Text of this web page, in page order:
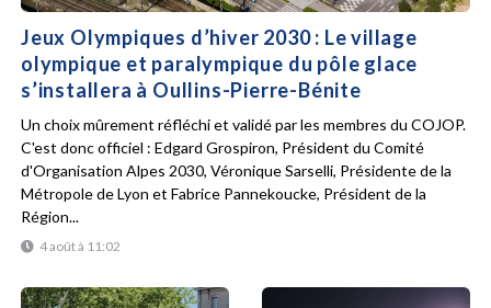
Jeux Olympiques d’hiver 2030 : Le village
olympique et paralympique du pôle glace
s’installera à Oullins-Pierre-Bénite
4 août à 11:02
Un choix mûrement réfléchi et validé par les membres du COJOP.
C'est donc officiel : Edgard Grospiron, Président du Comité
d'Organisation Alpes 2030, Véronique Sarselli, Présidente de la
Métropole de Lyon et Fabrice Pannekoucke, Président de la
Région...